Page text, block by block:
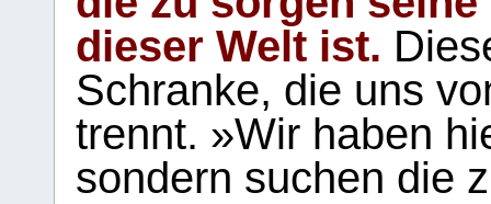
dieser Welt ist.
Schranke, die uns
trennt. »Wir haben
sondern suchen die